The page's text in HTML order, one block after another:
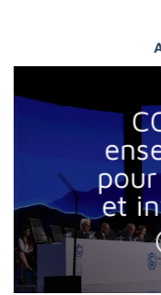
et